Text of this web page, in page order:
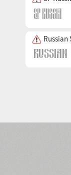
Russian